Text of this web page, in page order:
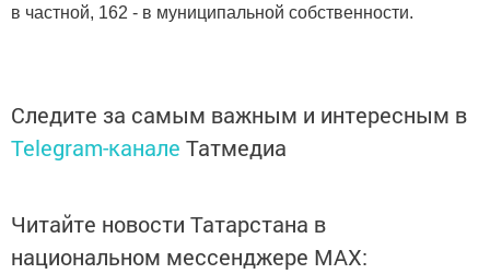
в частной, 162 - в муниципальной собственности.
Следите за самым важным и интересным в
Telegram-канале Татмедиа
Читайте новости Татарстана в
национальном мессенджере MАХ: